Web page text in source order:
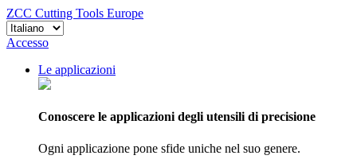
ZCC Cutting Tools Europe
Accesso
Le applicazioni
Conoscere le applicazioni degli utensili di precisione
Ogni applicazione pone sfide uniche nel suo genere.